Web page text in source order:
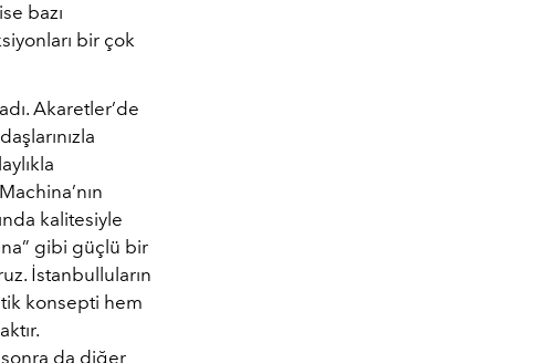
bazı
bir çok
Akaretler’de
kalitesiyle
gibi güçlü bir
İstanbulluların
konsepti hem
sonra da diğer